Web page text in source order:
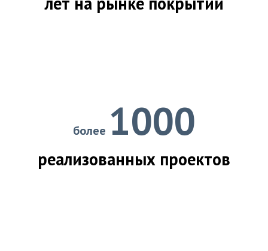
более 1000
реализованных проектов